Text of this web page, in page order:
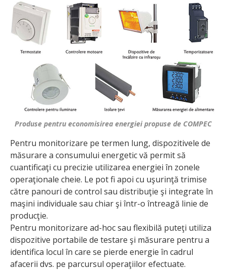
Produse pentru economisirea energiei propuse de COMPEC
Pentru monitorizare pe termen lung, dispozitivele de
măsurare a consumului energetic vă permit să
cuantificaţi cu precizie utilizarea energiei în zonele
operaţionale cheie. Le pot fi apoi cu uşurinţă trimise
către panouri de control sau distribuţie şi integrate în
maşini individuale sau chiar şi într-o întreagă linie de
producţie.
Pentru monitorizare ad-hoc sau flexibilă puteţi utiliza
dispozitive portabile de testare şi măsurare pentru a
identifica locul în care se pierde energie în cadrul
afacerii dvs. pe parcursul operaţiilor efectuate.